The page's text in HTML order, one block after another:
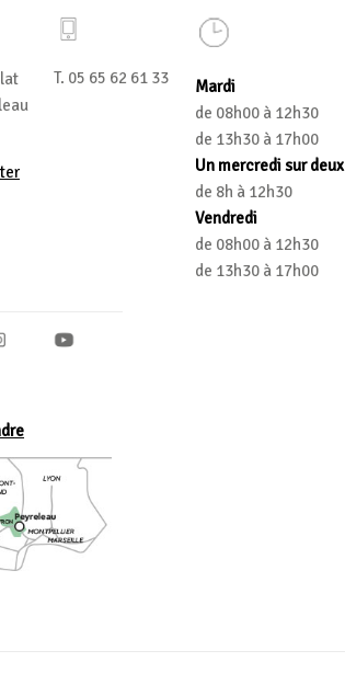
T. 05 65 62 61 33
Mardi
de 08h00 à 12h30
de 13h30 à 17h00
Un mercredi sur deux
de 8h à 12h30
Vendredi
de 08h00 à 12h30
de 13h30 à 17h00